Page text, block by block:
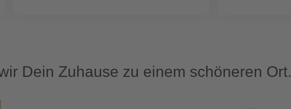
Dein Zuhause zu einem schöneren Ort.